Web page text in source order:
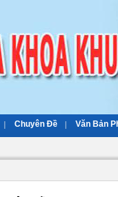
Chuyên Đề Văn Bản